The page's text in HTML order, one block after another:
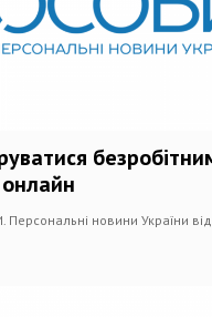
онлайн
Персональні новини України